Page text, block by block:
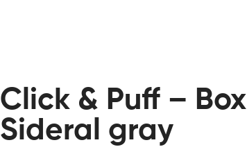
Click & Puff – Box
Sideral gray